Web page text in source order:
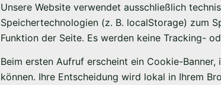
Unsere Website verwendet ausschließlich
Speichertechnologien (z. B. localStorage) zum
Funktion der Seite. Es werden keine Tracking-
Beim ersten Aufruf erscheint ein Cookie-
können. Ihre Entscheidung wird lokal in Ihrem